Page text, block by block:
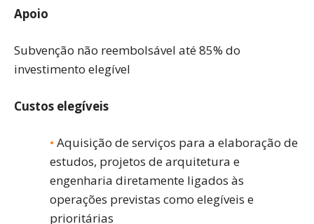
Apoio
Subvenção não reembolsável até 85% do
investimento elegível
Custos elegíveis
Aquisição de serviços para a elaboração de
estudos, projetos de arquitetura e
engenharia diretamente ligados às
operações previstas como elegíveis e
prioritárias